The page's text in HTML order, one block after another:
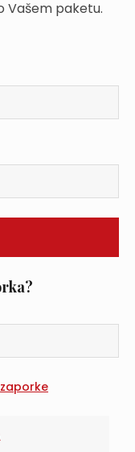
Vašem paketu.